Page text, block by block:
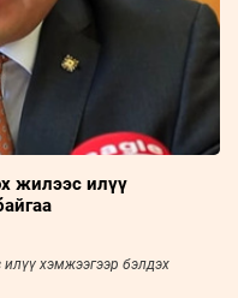
жилээс илүү
байгаа
бэлдэх